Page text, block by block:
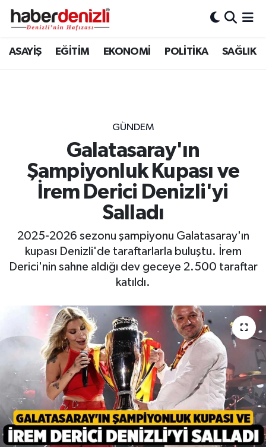
ASAYİŞ EĞİTİM EKONOMİ POLİTİKA SAĞLIK
GÜNDEM
Galatasaray'ın
Şampiyonluk Kupası ve
İrem Derici Denizli'yi
Salladı
2025-2026 sezonu şampiyonu Galatasaray'ın
kupası Denizli'de taraftarlarla buluştu. İrem
Derici'nin sahne aldığı dev geceye 2.500 taraftar
katıldı.
Denizli Nöbetçi Eczaneler
Tüm Manşetler
Son Dakika Haberleri